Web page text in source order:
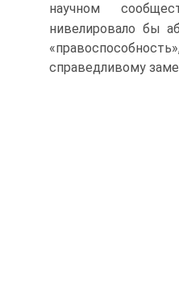
научном
нивелировало бы
справедливому